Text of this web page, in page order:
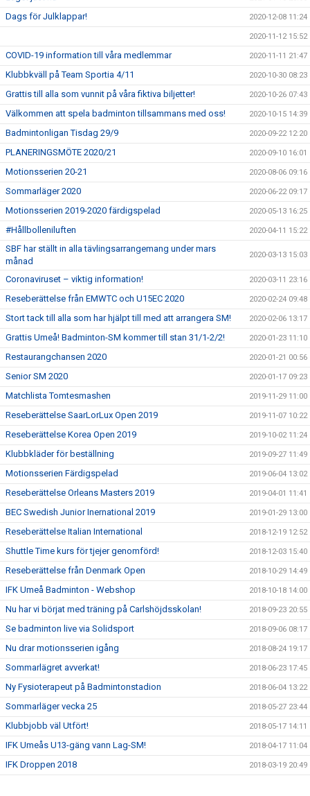
Dags för Julklappar! 2020-12-08 11:24
2020-11-12 15:52
COVID-19 information till våra medlemmar 2020-11-11 21:47
Klubbkväll på Team Sportia 4/11 2020-10-30 08:23
Grattis till alla som vunnit på våra fiktiva biljetter! 2020-10-26 07:43
Välkommen att spela badminton tillsammans med oss! 2020-10-15 14:39
Badmintonligan Tisdag 29/9 2020-09-22 12:20
PLANERINGSMÖTE 2020/21 2020-09-10 16:01
Motionsserien 20-21 2020-08-06 09:16
Sommarläger 2020 2020-06-22 09:17
Motionsserien 2019-2020 färdigspelad 2020-05-13 16:25
#Hållbolleniluften 2020-04-11 15:22
SBF har ställt in alla tävlingsarrangemang under mars
månad
2020-03-13 15:03
Coronaviruset – viktig information! 2020-03-11 23:16
Reseberättelse från EMWTC och U15EC 2020 2020-02-24 09:48
Stort tack till alla som har hjälpt till med att arrangera SM! 2020-02-06 13:17
Grattis Umeå! Badminton-SM kommer till stan 31/1-2/2! 2020-01-23 11:10
Restaurangchansen 2020 2020-01-21 00:56
Senior SM 2020 2020-01-17 09:23
Matchlista Tomtesmashen 2019-11-29 11:00
Reseberättelse SaarLorLux Open 2019 2019-11-07 10:22
Reseberättelse Korea Open 2019 2019-10-02 11:24
Klubbkläder för beställning 2019-09-27 11:49
Motionsserien Färdigspelad 2019-06-04 13:02
Reseberättelse Orleans Masters 2019 2019-04-01 11:41
BEC Swedish Junior Inernational 2019 2019-01-29 13:00
Reseberättelse Italian International 2018-12-19 12:52
Shuttle Time kurs för tjejer genomförd! 2018-12-03 15:40
Reseberättelse från Denmark Open 2018-10-29 14:49
IFK Umeå Badminton - Webshop 2018-10-18 14:00
Nu har vi börjat med träning på Carlshöjdsskolan! 2018-09-23 20:55
Se badminton live via Solidsport 2018-09-06 08:17
Nu drar motionsserien igång 2018-08-24 19:17
Sommarlägret avverkat! 2018-06-23 17:45
Ny Fysioterapeut på Badmintonstadion 2018-06-04 13:22
Sommarläger vecka 25 2018-05-27 23:44
Klubbjobb väl Utfört! 2018-05-17 14:11
IFK Umeås U13-gäng vann Lag-SM! 2018-04-17 11:04
IFK Droppen 2018 2018-03-19 20:49